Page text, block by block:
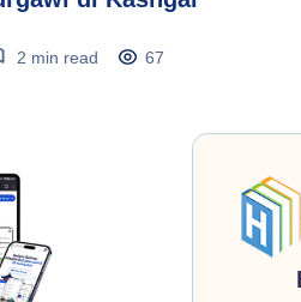
2 min read 67